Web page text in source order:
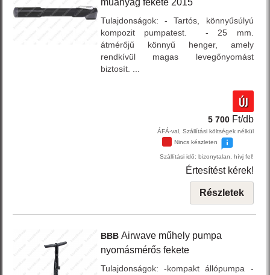
műanyag fekete 2015
Tulajdonságok: - Tartós, könnyűsúlyú
kompozit pumpatest. - 25 mm.
átmérőjű könnyű henger, amely
rendkívül magas levegőnyomást
biztosít. ...
ÚJ
5 700 Ft/db
ÁFÁ-val, Szállítási költségek nélkül
Nincs készleten
Szállítási idő: bizonytalan, hívj fel!
Értesítést kérek!
Részletek
BBB Airwave műhely pumpa
nyomásmérős fekete
Tulajdonságok: -kompakt állópumpa -